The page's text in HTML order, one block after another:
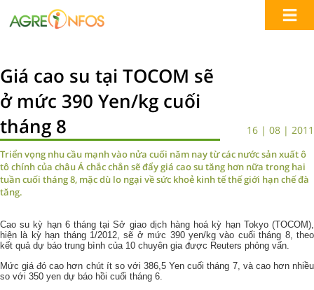
Giá cao su tại TOCOM sẽ
ở mức 390 Yen/kg cuối
tháng 8
16 | 08 | 2011
Triển vọng nhu cầu mạnh vào nửa cuối năm nay từ các nước sản xuất ô
tô chính của châu Á chắc chắn sẽ đẩy giá cao su tăng hơn nữa trong hai
tuần cuối tháng 8, mặc dù lo ngại về sức khoẻ kinh tế thế giới hạn chế đà
tăng.
Cao su kỳ hạn 6 tháng tại Sở giao dịch hàng hoá kỳ hạn Tokyo (TOCOM),
hiện là kỳ hạn tháng 1/2012, sẽ ở mức 390 yen/kg vào cuối tháng 8, theo
kết quả dự báo trung bình của 10 chuyên gia được Reuters phỏng vấn.
Mức giá đó cao hơn chút ít so với 386,5 Yen cuối tháng 7, và cao hơn nhiều
so với 350 yen dự báo hồi cuối tháng 6.